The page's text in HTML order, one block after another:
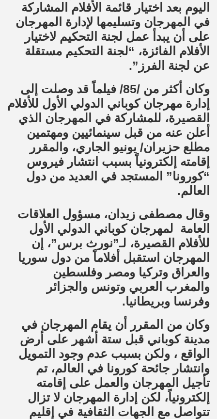
اليوم بعد اختيار قائمة الأفلام المشاركة
في المهرجان وتسليمها لإدارة المهرجان
على أن يبدأ عمل لجنة التحكيم لاختيار
الأفلام الفائزة، “لجنة التحكيم مستقلة
عن لجنة الفرز”.
وكان أكثر من /85/ فيلماً قد وصلت إلى
إدارة مهرجان كوباني الدولي الأول للأفلام
القصيرة، للمشاركة في المهرجان الذي
أعلن عنه من قبل سينمائيين ومهتمين
مطلع حزيران/ يونيو الجاري، والمقرر
إقامته إلكترونياً بسبب انتشار فيروس
“كورونا” المستجد في العديد من دول
العالم.
وقال مصطفى زيدان، مسؤول العلاقات
العامة لمهرجان كوباني الدولي الأول
للأفلام القصيرة، لـ”نورث برس”، إن
المهرجان استقبل أفلاماً من دول سوريا
والعراق وتركيا ومصر وفلسطين
والمغرب العربي وتونس والجزائر
وفرنسا وبريطانيا.
وكان من المقرر أن يقام المهرجان في
مدينة كوباني قبل ستة أشهر على أرض
الواقع ، ولكن بسبب عدم وجود التمويل
وانتشار جائحة كورونا في العالم، تم
تأجيل المهرجان والعمل على إقامته
إلكترونياً، لكن إدارة المهرجان لا تزال
تتواصل مع الجهات الثقافية في إقليم